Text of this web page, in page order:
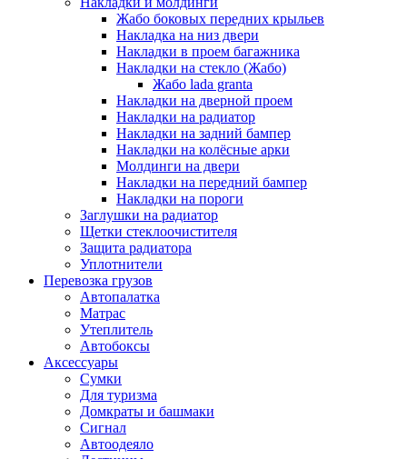
Жабо боковых передних крыльев
Накладка на низ двери
Накладки в проем багажника
Накладки на стекло (Жабо)
Жабо lada granta
Накладки на дверной проем
Накладки на радиатор
Накладки на задний бампер
Накладки на колёсные арки
Молдинги на двери
Накладки на передний бампер
Накладки на пороги
Заглушки на радиатор
Щетки стеклоочистителя
Защита радиатора
Уплотнители
Перевозка грузов
Автопалатка
Матрас
Утеплитель
Автобоксы
Аксессуары
Сумки
Для туризма
Домкраты и башмаки
Сигнал
Автоодеяло